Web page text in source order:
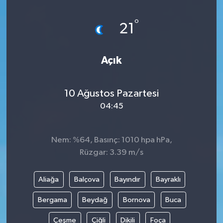
21 °
Açık
10 Ağustos Pazartesi
04:45
Nem: %64, Basınç: 1010 hpa hPa,
Rüzgar: 3.39 m/s
Aliağa Balçova Bayındır Bayraklı
Bergama Beydağ Bornova Buca
Çeşme Çiğli Dikili Foça